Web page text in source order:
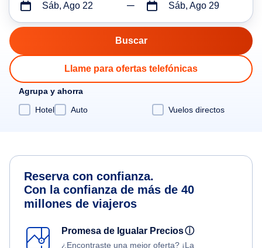
Sáb, Ago 22 Sáb, Ago 29
Llame para ofertas telefónicas
Agrupa y ahorra
Hotel
Auto Vuelos directos
Reserva con confianza.
Con la confianza de más de 40
millones de viajeros
Promesa de Igualar Preciosⓘ
¿Encontraste una mejor oferta? ¡La